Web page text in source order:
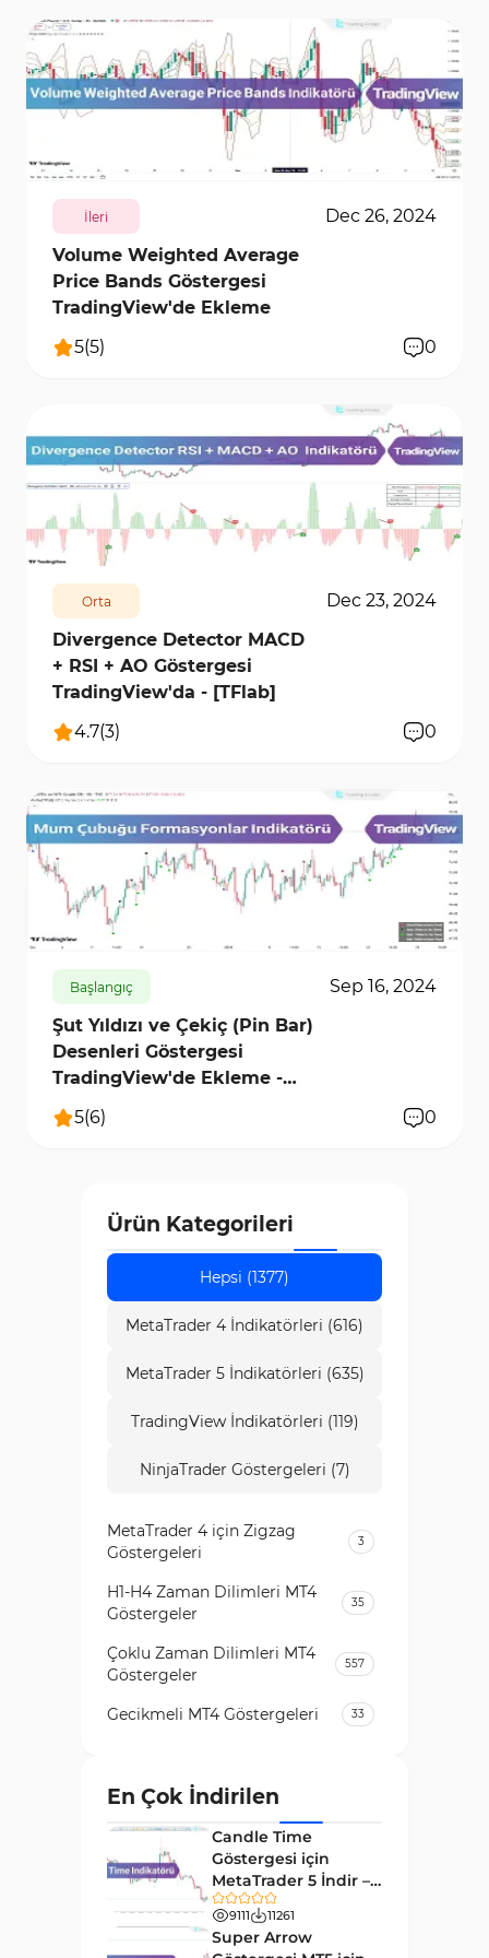
İleri
Dec 26, 2024
Volume Weighted Average
Price Bands Göstergesi
TradingView'de Ekleme
5(5) 0
10886
Orta
Dec 23, 2024
Divergence Detector MACD
+ RSI + AO Göstergesi
TradingView'da - [TFlab]
4.7(3) 0
10486
Başlangıç
Sep 16, 2024
Şut Yıldızı ve Çekiç (Pin Bar)
Desenleri Göstergesi
TradingView'de Ekleme -
[TFLab]
5(6) 0
Ürün Kategorileri
Hepsi (1377)
MetaTrader 4 İndikatörleri (616)
MetaTrader 5 İndikatörleri (635)
TradingView İndikatörleri (119)
NinjaTrader Göstergeleri (7)
MetaTrader 4 için Zigzag
Göstergeleri
3
H1-H4 Zaman Dilimleri MT4
Göstergeler
35
Çoklu Zaman Dilimleri MT4
Göstergeler
557
Gecikmeli MT4 Göstergeleri 33
Kripto MT4 Göstergeleri
Vadeli İşlem Piyasası MT4
Göstergeleri
Emtia Piyasası MT4
Göstergeleri
En Çok İndirilen
Candle Time
Göstergesi için
MetaTrader 5 İndir –
[TradingFinder]
9111 11261
Super Arrow